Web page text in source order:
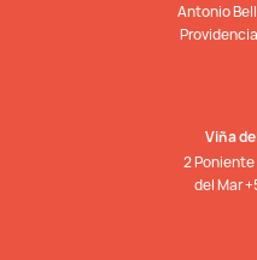
Antonio
Viña
2 Poniente
del Mar